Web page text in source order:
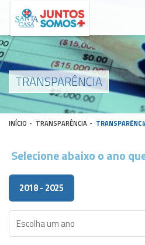
TRANSPARÊNCIA
INÍCIO - TRANSPARÊNCIA -
Selecione abaixo o ano
2018 - 2025